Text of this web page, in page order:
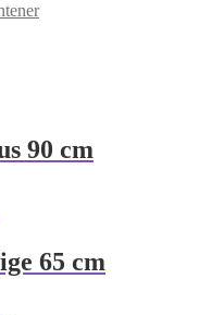
90 cm
65 cm